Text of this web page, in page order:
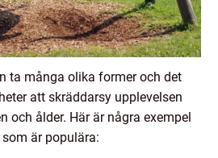
ta många olika former och det
att skräddarsy upplevelsen
och ålder. Här är några exempel
är populära: